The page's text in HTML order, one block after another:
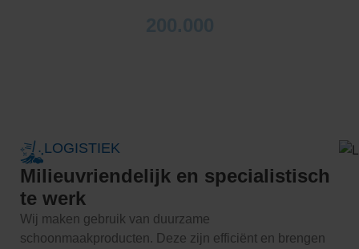
LOGISTIEK
Milieuvriendelijk en specialistisch
te werk
Wij maken gebruik van duurzame
schoonmaakproducten. Deze zijn efficiënt en brengen